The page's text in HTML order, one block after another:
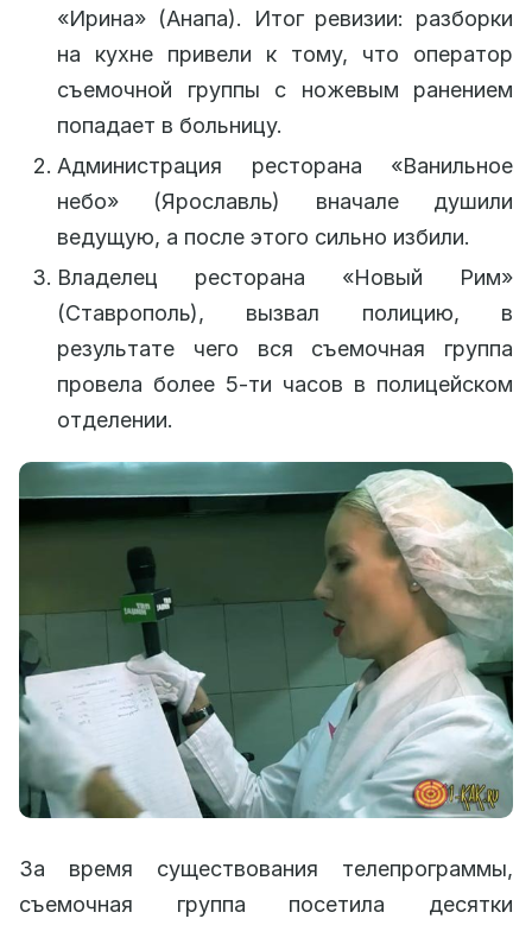
«Ирина» (Анапа). Итог ревизии: разборки
на кухне привели к тому, что оператор
съемочной группы с ножевым ранением
попадает в больницу.
Администрация ресторана «Ванильное
небо» (Ярославль) вначале душили
ведущую, а после этого сильно избили.
Владелец ресторана «Новый Рим»
(Ставрополь), вызвал полицию, в
результате чего вся съемочная группа
провела более 5-ти часов в полицейском
отделении.
За время существования телепрограммы,
съемочная группа посетила десятки